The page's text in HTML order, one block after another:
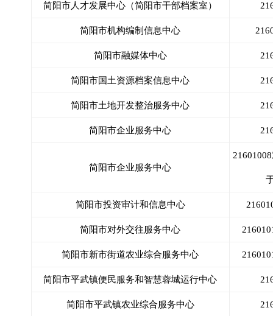
简阳市人才发展中心（简阳市干部档案室）
简阳市机构编制信息中心
简阳市融媒体中心
简阳市国土资源档案信息中心
简阳市土地开发整治服务中心
简阳市企业服务中心
简阳市企业服务中心
简阳市投资审计和信息中心
简阳市对外交往服务中心
简阳市新市街道农业综合服务中心
简阳市平武镇便民服务和智慧蓉城运行中心
简阳市平武镇农业综合服务中心